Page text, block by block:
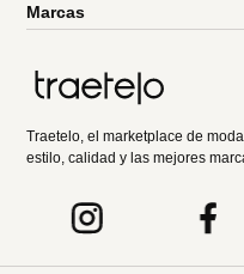
Marcas
Traetelo, el marketplace de
estilo, calidad y las mejores